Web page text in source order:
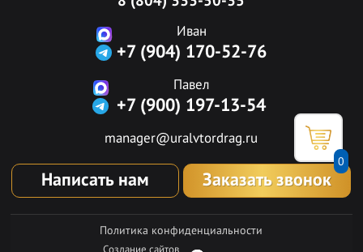
0
Иван
+7 (904) 170-52-76
Павел
+7 (900) 197-13-54
manager@uralvtordrag.ru
Написать нам Заказать звонок
Политика конфиденциальности